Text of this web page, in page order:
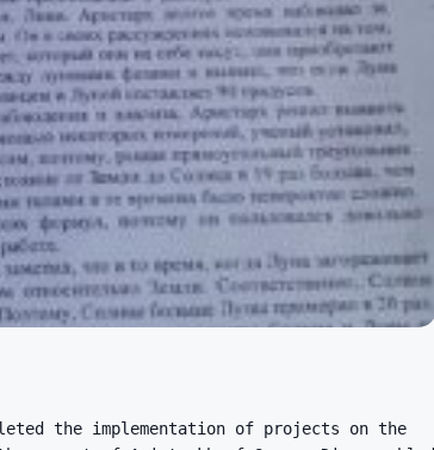
the implementation of projects on the